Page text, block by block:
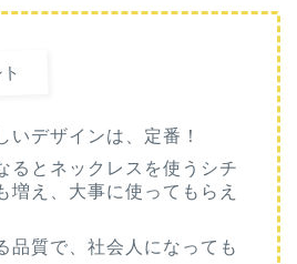
いデザインは、定番！
るとネックレスを使うシチ
増え、大事に使ってもらえ
品質で、社会人になっても